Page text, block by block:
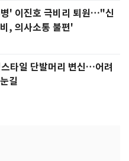
' 이진호 극비리 퇴원…"신
, 의사소통 불편'
타일 단발머리 변신…어려
길